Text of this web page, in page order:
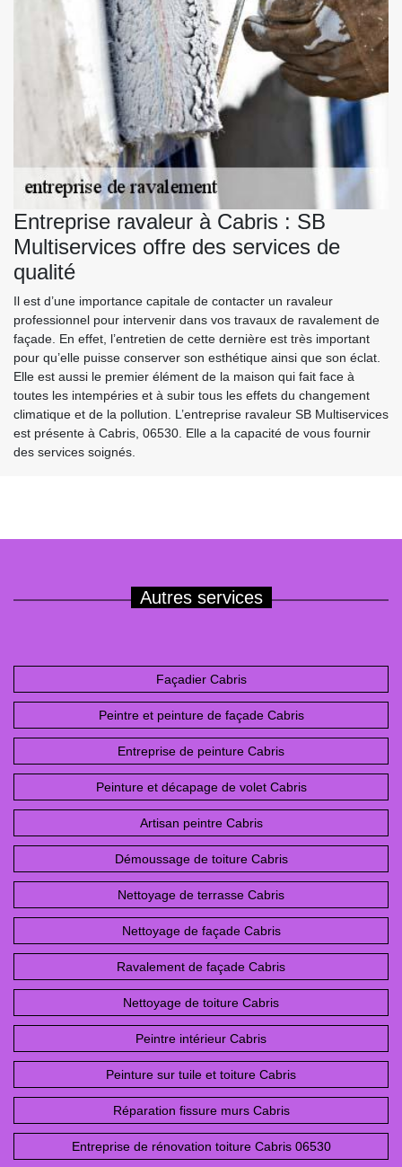
Entreprise ravaleur à Cabris : SB
Multiservices offre des services de
qualité
Il est d’une importance capitale de contacter un ravaleur
professionnel pour intervenir dans vos travaux de ravalement de
façade. En effet, l’entretien de cette dernière est très important
pour qu’elle puisse conserver son esthétique ainsi que son éclat.
Elle est aussi le premier élément de la maison qui fait face à
toutes les intempéries et à subir tous les effets du changement
climatique et de la pollution. L’entreprise ravaleur SB Multiservices
est présente à Cabris, 06530. Elle a la capacité de vous fournir
des services soignés.
Autres services
Façadier Cabris
Peintre et peinture de façade Cabris
Entreprise de peinture Cabris
Peinture et décapage de volet Cabris
Artisan peintre Cabris
Démoussage de toiture Cabris
Nettoyage de terrasse Cabris
Nettoyage de façade Cabris
Ravalement de façade Cabris
Nettoyage de toiture Cabris
Peintre intérieur Cabris
Peinture sur tuile et toiture Cabris
Réparation fissure murs Cabris
Entreprise de rénovation toiture Cabris 06530